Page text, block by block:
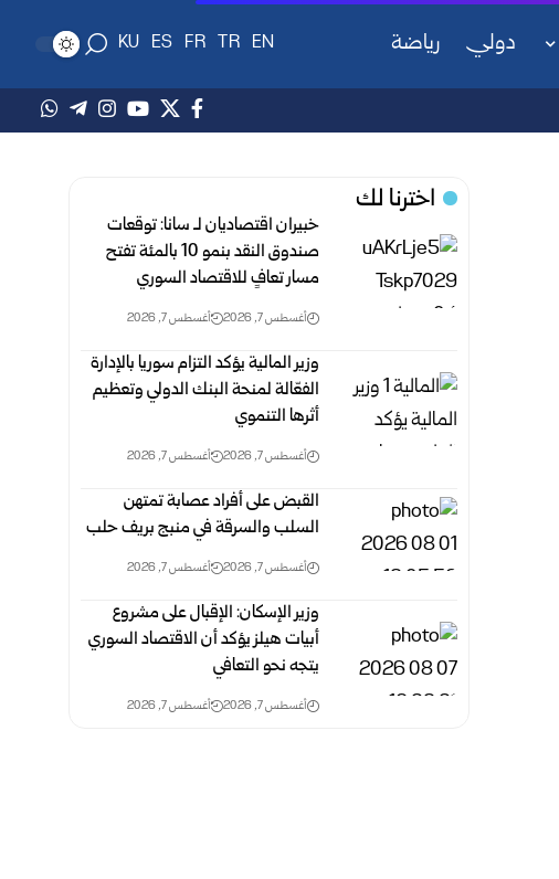
دولي رياضة EN
TR
FR
ES
KU
اخترنا لك
خبيران اقتصاديان لـ سانا: توقعات
صندوق النقد بنمو 10 بالمئة تفتح
مسار تعافٍ للاقتصاد السوري
أغسطس 7, 2026 أغسطس 7, 2026
وزير المالية يؤكد التزام سوريا بالإدارة
الفعّالة لمنحة البنك الدولي وتعظيم
أثرها التنموي
أغسطس 7, 2026 أغسطس 7, 2026
القبض على أفراد عصابة تمتهن
السلب والسرقة في منبج بريف حلب
أغسطس 7, 2026 أغسطس 7, 2026
وزير الإسكان: الإقبال على مشروع
أبيات هيلز يؤكد أن الاقتصاد السوري
يتجه نحو التعافي
أغسطس 7, 2026 أغسطس 7, 2026